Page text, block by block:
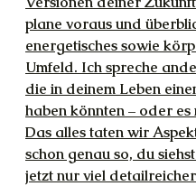
plane voraus und
energetisches sowie
Umfeld. Ich spreche
die in deinem Leben
haben könnten – oder es
Das alles taten wir
schon genau so, du
jetzt nur viel